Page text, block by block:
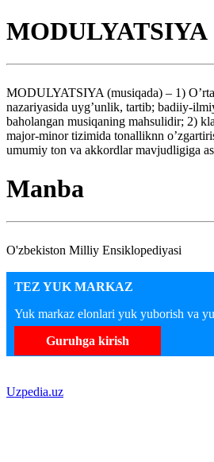
MODULYATSIYA
MODULYATSIYA (musiqada) – 1)
nazariyasida uyg’unlik, tartib; badiiy-
baholangan musiqaning mahsulidir; 2)
major-minor tizimida tonalliknn
umumiy ton va akkordlar mavjudligiga
Manba
O'zbekiston Milliy Ensiklopediyasi
TEZ YUK MARKAZ
Yuk markaz elonlari yuk yuborish va
Guruhga kirish
Uzpedia.uz